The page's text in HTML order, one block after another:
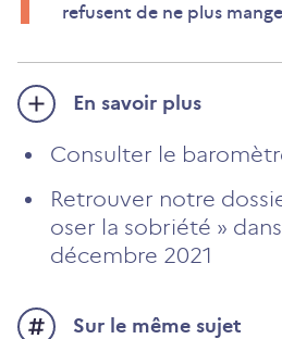
refusent de ne plus
En savoir plus
Consulter le
Retrouver notre
oser la sobriété »
décembre 2021
Sur le même sujet